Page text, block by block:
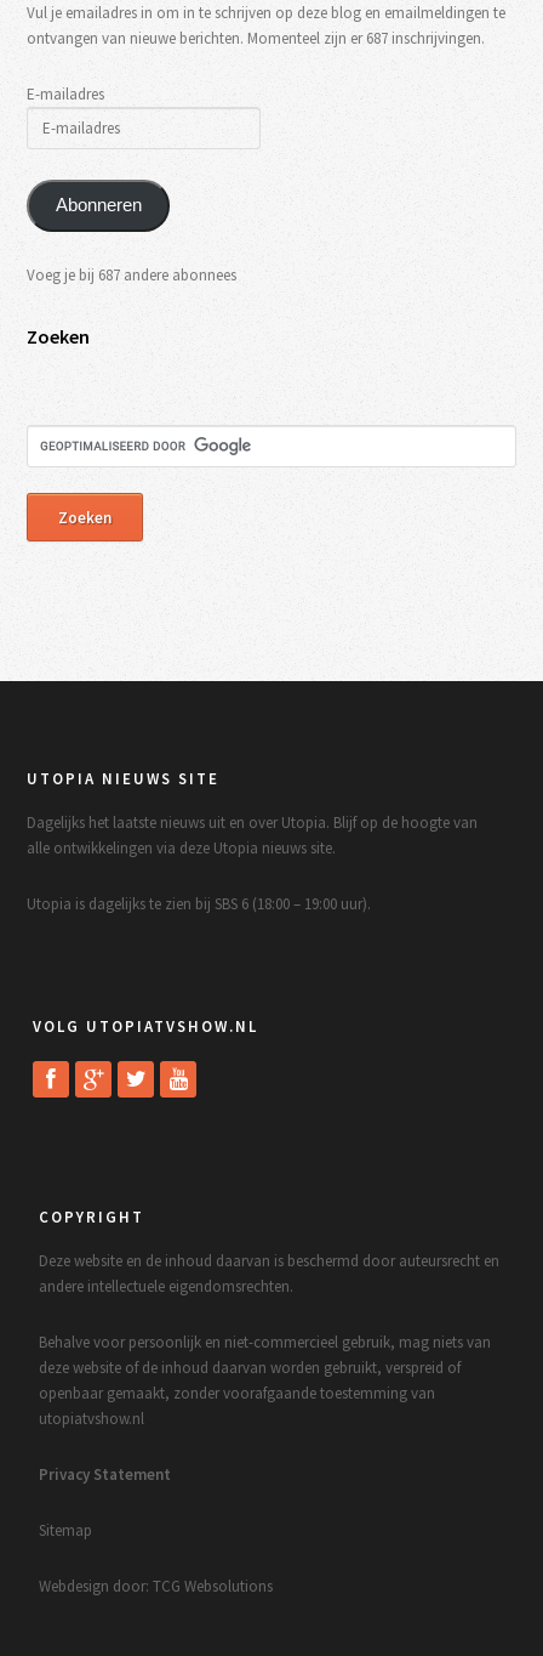
Vul je emailadres in om in te schrijven op deze blog en emailmeldingen te
ontvangen van nieuwe berichten. Momenteel zijn er 687 inschrijvingen.
E-mailadres
Abonneren
Voeg je bij 687 andere abonnees
Zoeken
UTOPIA NIEUWS SITE
Dagelijks het laatste nieuws uit en over Utopia. Blijf op de hoogte van
alle ontwikkelingen via deze Utopia nieuws site.
Utopia is dagelijks te zien bij SBS 6 (18:00 – 19:00 uur).
VOLG UTOPIATVSHOW.NL
COPYRIGHT
Deze website en de inhoud daarvan is beschermd door auteursrecht en
andere intellectuele eigendomsrechten.
Behalve voor persoonlijk en niet-commercieel gebruik, mag niets van
deze website of de inhoud daarvan worden gebruikt, verspreid of
openbaar gemaakt, zonder voorafgaande toestemming van
utopiatvshow.nl
Privacy Statement
Sitemap
Webdesign door: TCG Websolutions